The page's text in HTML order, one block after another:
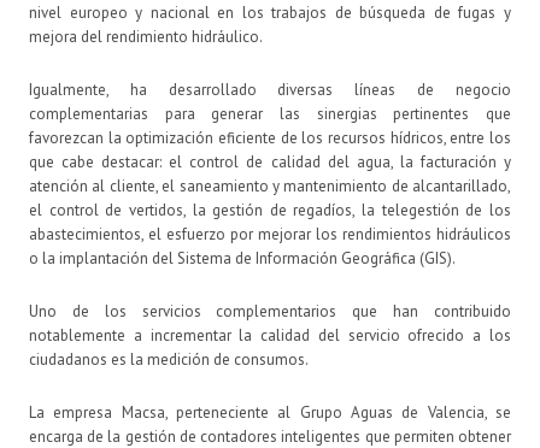
nivel europeo y nacional en los trabajos de búsqueda de fugas y
mejora del rendimiento hidráulico.
Igualmente, ha desarrollado diversas líneas de negocio
complementarias para generar las sinergias pertinentes que
favorezcan la optimización eficiente de los recursos hídricos, entre los
que cabe destacar: el control de calidad del agua, la facturación y
atención al cliente, el saneamiento y mantenimiento de alcantarillado,
el control de vertidos, la gestión de regadíos, la telegestión de los
abastecimientos, el esfuerzo por mejorar los rendimientos hidráulicos
o la implantación del Sistema de Información Geográfica (GIS).
Uno de los servicios complementarios que han contribuido
notablemente a incrementar la calidad del servicio ofrecido a los
ciudadanos es la medición de consumos.
La empresa Macsa, perteneciente al Grupo Aguas de Valencia, se
encarga de la gestión de contadores inteligentes que permiten obtener